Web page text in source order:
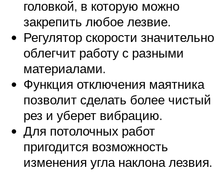
головкой, в которую можно
закрепить любое лезвие.
Регулятор скорости значительно
облегчит работу с разными
материалами.
Функция отключения маятника
позволит сделать более чистый
рез и уберет вибрацию.
Для потолочных работ
пригодится возможность
изменения угла наклона лезвия.